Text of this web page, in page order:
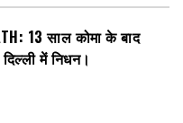
13 साल कोमा के बाद
में निधन।